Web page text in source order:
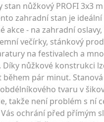
nůžkový PROFI 3x3
zahradní stan je ideální
akce - na zahradní oslavy,
večírky, stánkový
na festivalech a
Díky nůžkové konstrukci
během pár minut. Stanová
tvaru v
takže není problém s ní
ochrání před přímým